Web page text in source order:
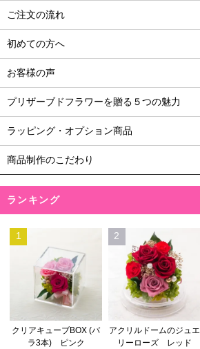
ご注文の流れ
初めての方へ
お客様の声
プリザーブドフラワーを贈る５つの魅力
ラッピング・オプション商品
商品制作のこだわり
ランキング
1
クリアキューブBOX (バ
ラ3本) ピンク
2
アクリルドームのジュエ
リーローズ レッド